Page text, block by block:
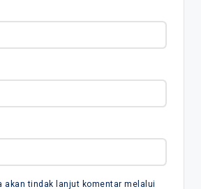
akan tindak lanjut komentar melalui